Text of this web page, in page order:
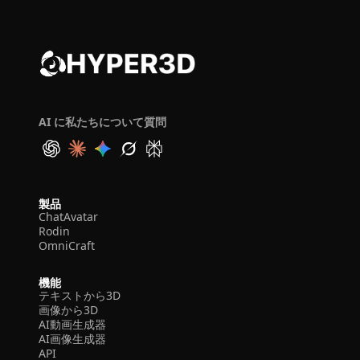
AI に私たちについて質問
製品
ChatAvatar
Rodin
OmniCraft
機能
テキストから3D
画像から3D
AI動画生成器
AI画像生成器
API